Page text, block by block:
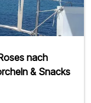
nach
& Snacks